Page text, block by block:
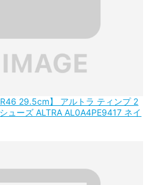
29.5cm】 アルトラ ティンプ 2
ューズ ALTRA AL0A4PE9417 ネイ